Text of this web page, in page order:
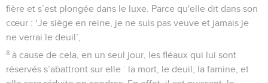
fière et s’est plongée dans le luxe. Parce qu'elle dit dans son
cœur : ‘Je siège en reine, je ne suis pas veuve et jamais je
ne verrai le deuil’,
8 à cause de cela, en un seul jour, les fléaux qui lui sont
réservés s’abattront sur elle : la mort, le deuil, la famine, et